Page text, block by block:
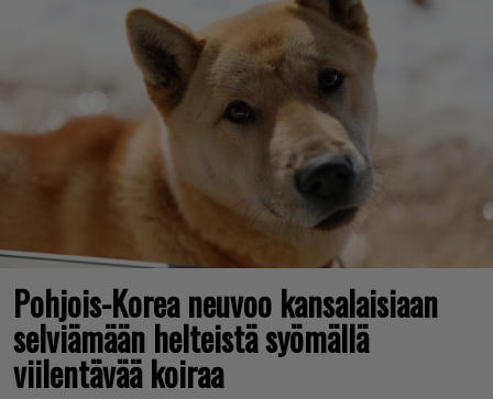
Pohjois-Korea neuvoo kansalaisiaan
selviämään helteistä syömällä
viilentävää koiraa